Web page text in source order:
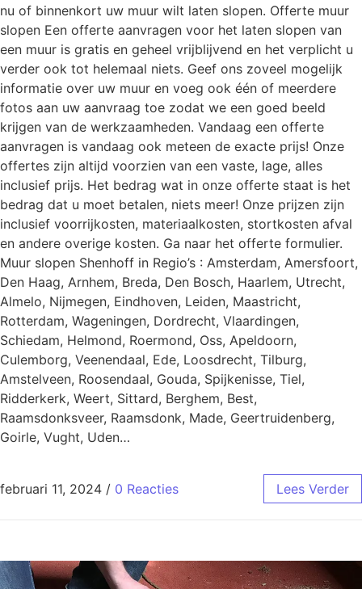
nu of binnenkort uw muur wilt laten slopen. Offerte muur
slopen Een offerte aanvragen voor het laten slopen van
een muur is gratis en geheel vrijblijvend en het verplicht u
verder ook tot helemaal niets. Geef ons zoveel mogelijk
informatie over uw muur en voeg ook één of meerdere
fotos aan uw aanvraag toe zodat we een goed beeld
krijgen van de werkzaamheden. Vandaag een offerte
aanvragen is vandaag ook meteen de exacte prijs! Onze
offertes zijn altijd voorzien van een vaste, lage, alles
inclusief prijs. Het bedrag wat in onze offerte staat is het
bedrag dat u moet betalen, niets meer! Onze prijzen zijn
inclusief voorrijkosten, materiaalkosten, stortkosten afval
en andere overige kosten. Ga naar het offerte formulier.
Muur slopen Shenhoff in Regio’s : Amsterdam, Amersfoort,
Den Haag, Arnhem, Breda, Den Bosch, Haarlem, Utrecht,
Almelo, Nijmegen, Eindhoven, Leiden, Maastricht,
Rotterdam, Wageningen, Dordrecht, Vlaardingen,
Schiedam, Helmond, Roermond, Oss, Apeldoorn,
Culemborg, Veenendaal, Ede, Loosdrecht, Tilburg,
Amstelveen, Roosendaal, Gouda, Spijkenisse, Tiel,
Ridderkerk, Weert, Sittard, Berghem, Best,
Raamsdonksveer, Raamsdonk, Made, Geertruidenberg,
Goirle, Vught, Uden…
februari 11, 2024 / 0 Reacties Lees Verder